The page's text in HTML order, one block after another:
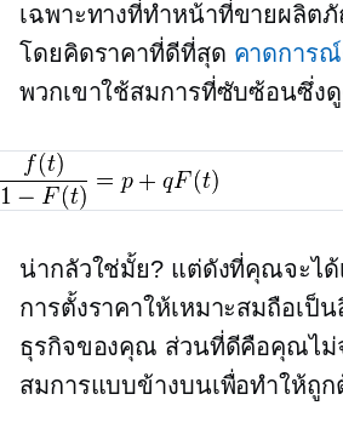
เฉพาะทางที่ทำหน้าที่ขายผลิต
โดยคิดราคาที่ดีที่สุด คาดการ
พวกเขาใช้สมการที่ซับซ้อนซึ่ง
น่ากลัวใช่มั้ย? แต่ดังที่คุณจะได้
การตั้งราคาให้เหมาะสมถือเป็
ธุรกิจของคุณ ส่วนที่ดีคือคุณไม่
สมการแบบข้างบนเพื่อทำให้ถูก